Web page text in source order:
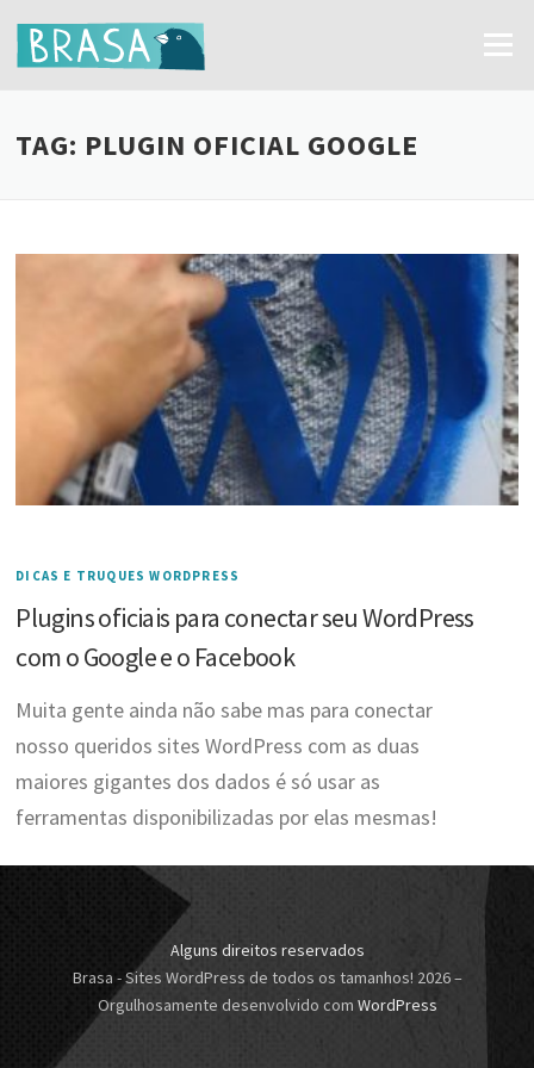
Menu
TAG: PLUGIN OFICIAL GOOGLE
DICAS E TRUQUES WORDPRESS
Plugins oficiais para conectar seu WordPress
com o Google e o Facebook
Muita gente ainda não sabe mas para conectar
nosso queridos sites WordPress com as duas
maiores gigantes dos dados é só usar as
ferramentas disponibilizadas por elas mesmas!
Alguns direitos reservados
Brasa - Sites WordPress de todos os tamanhos! 2026–
Orgulhosamente desenvolvido com WordPress